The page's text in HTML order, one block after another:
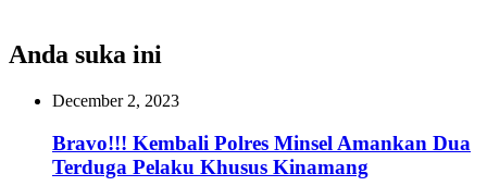
Anda suka ini
December 2, 2023
Bravo!!! Kembali Polres Minsel Amankan Dua
Terduga Pelaku Khusus Kinamang